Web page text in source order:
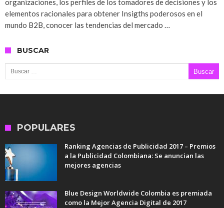
organizaciones, los perfiles de los tomadores de decisiones y los
elementos racionales para obtener Insigths poderosos en el
mundo B2B, conocer las tendencias del mercado …
BUSCAR
Buscar:
POPULARES
Ranking Agencias de Publicidad 2017 – Premios
a la Publicidad Colombiana: Se anuncian las
mejores agencias
Blue Design Worldwide Colombia es premiada
como la Mejor Agencia Digital de 2017